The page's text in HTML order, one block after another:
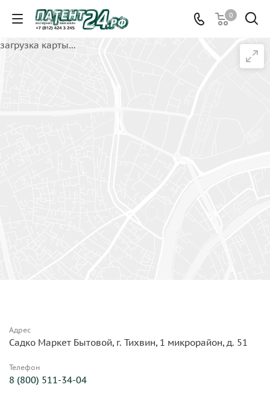
0
загрузка карты...
Адрес
Садко Маркет Бытовой, г. Тихвин, 1 микрорайон, д. 51
Телефон
8 (800) 511-34-04